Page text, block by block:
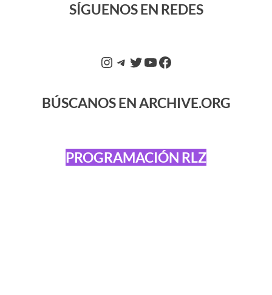
SÍGUENOS EN REDES
BÚSCANOS EN ARCHIVE.ORG
PROGRAMACIÓN RLZ